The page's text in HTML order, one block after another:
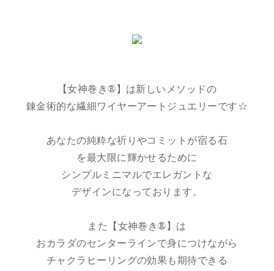
【女神巻き®】は新しいメソッドの
錬金術的な繊細ワイヤーアートジュエリーです☆
あなたの純粋な祈りやコミットが宿る石
を最大限に輝かせるために
シンプルミニマルでエレガントな
デザインになっております。
また【女神巻き®】は
おカラダのセンターラインで身につけながら
チャクラヒーリングの効果も期待できる